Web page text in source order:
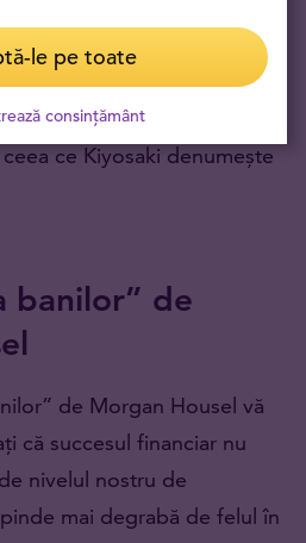
diferența dintre
muncii din perspectiva unui
sărac”, dar explică și
ce Kiyosaki denumește
banilor” de
de Morgan Housel vă
că succesul financiar nu
nivelul nostru de
mai degrabă de felul în
le pe toate
consințământ